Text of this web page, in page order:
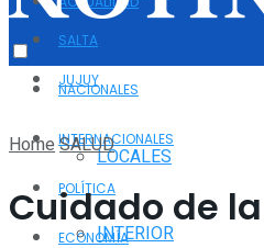
SALTA
NACIONALES
INTERNACIONALES
POLÍTICA
ECONOMÍA
JUJUY
LOCALES
INTERIOR
HomeSALUD
Cuidado de